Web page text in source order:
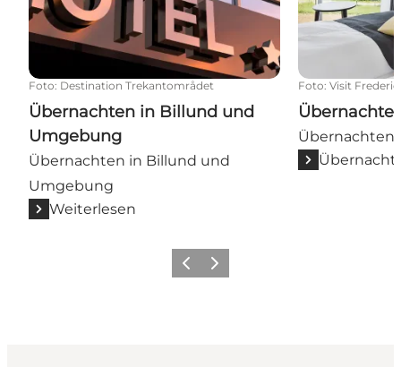
Foto: Destination Trekantområdet
Übernachten in Billund und
Umgebung
Übernachten in Billund und
Umgebung
Weiterlesen
Foto: Visit
Übernachten
Vorherige Folie
Nächste Folie